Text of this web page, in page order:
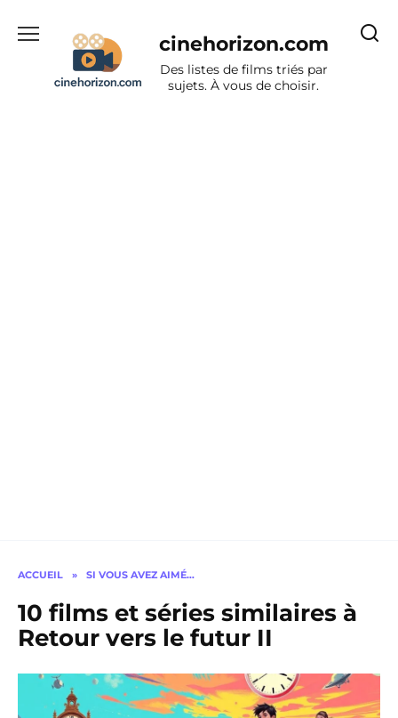
cinehorizon.com
Des listes de films triés par
sujets. À vous de choisir.
ACCUEIL » SI VOUS AVEZ AIMÉ…
10 films et séries similaires à
Retour vers le futur II